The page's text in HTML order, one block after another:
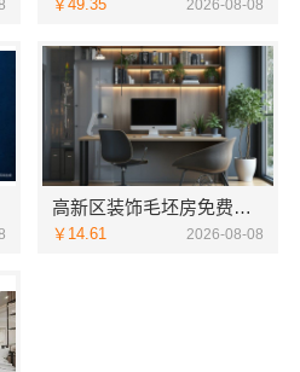
￥49.35 2026-08-08
高新区装饰毛坯房免费量房-苏州兔哥哥智装新材料
￥14.61 2026-08-08